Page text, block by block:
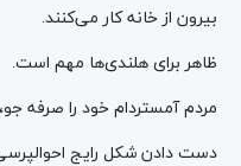
بیرون از خانه کار می‌کنند.
ظاهر برای هلندی‌ها مهم است.
مردم آمستردام خود را صرفه
دست دادن شکل رایج